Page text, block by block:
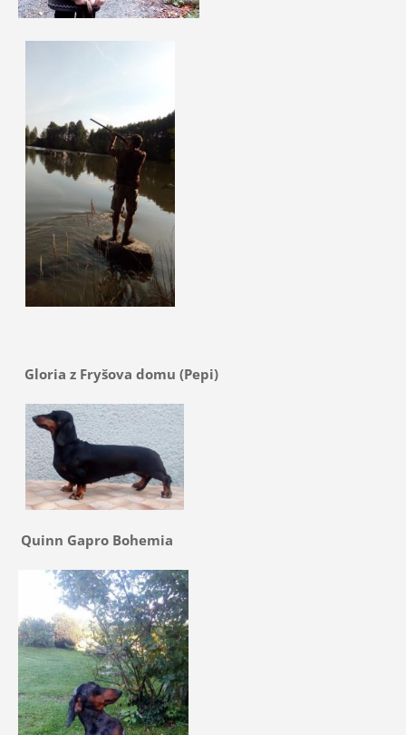
Gloria z Fryšova domu (Pepi)
Quinn Gapro Bohemia